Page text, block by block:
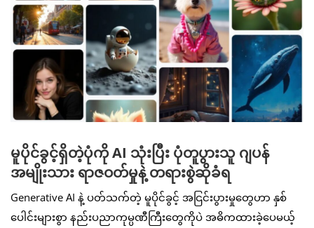
Image
မူပိုင်ခွင့်ရှိတဲ့ပုံကို AI သုံးပြီး ပုံတူပွားသူ ဂျပန်
အမျိုးသား ရာဇဝတ်မှုနဲ့ တရားစွဲဆိုခံရ
Generative AI နဲ့ ပတ်သက်တဲ့ မူပိုင်ခွင့် အငြင်းပွားမှုတွေဟာ နှစ်
ပေါင်းများစွာ နည်းပညာကုမ္ပဏီကြီးတွေကိုပဲ အဓိကထားခဲ့ပေမယ့်